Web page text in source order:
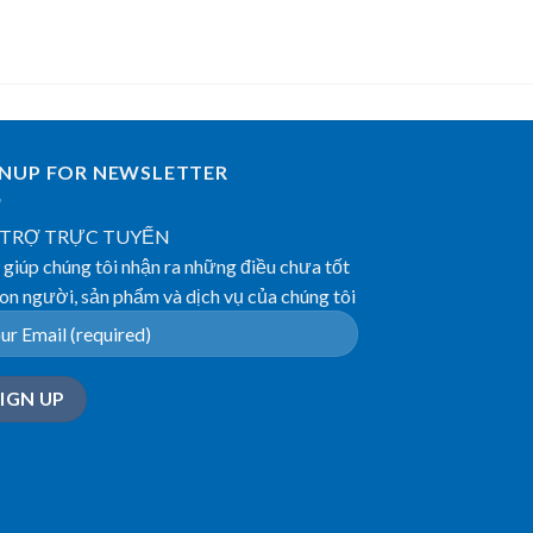
FOR NEWSLETTER
TRỰC TUYẾN
chúng tôi nhận ra những điều chưa tốt
người, sản phẩm và dịch vụ của chúng tôi